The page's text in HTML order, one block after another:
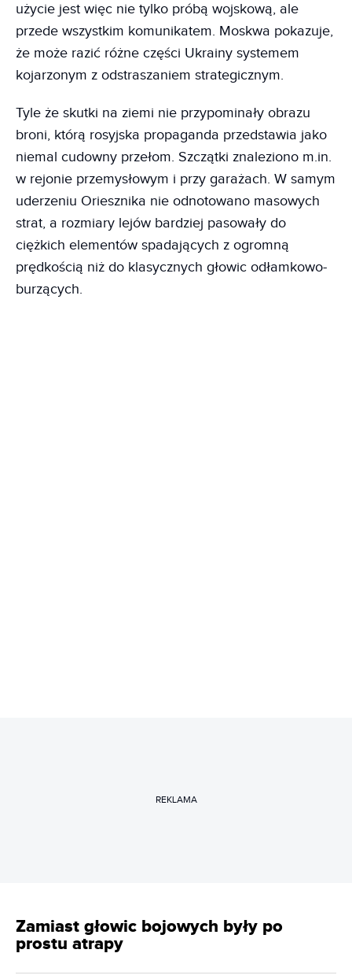
użycie jest więc nie tylko próbą wojskową, ale
przede wszystkim komunikatem. Moskwa pokazuje,
że może razić różne części Ukrainy systemem
kojarzonym z odstraszaniem strategicznym.
Tyle że skutki na ziemi nie przypominały obrazu
broni, którą rosyjska propaganda przedstawia jako
niemal cudowny przełom. Szczątki znaleziono m.in.
w rejonie przemysłowym i przy garażach. W samym
uderzeniu Oriesznika nie odnotowano masowych
strat, a rozmiary lejów bardziej pasowały do
ciężkich elementów spadających z ogromną
prędkością niż do klasycznych głowic odłamkowo-
burzących.
REKLAMA
Zamiast głowic bojowych były po
prostu atrapy